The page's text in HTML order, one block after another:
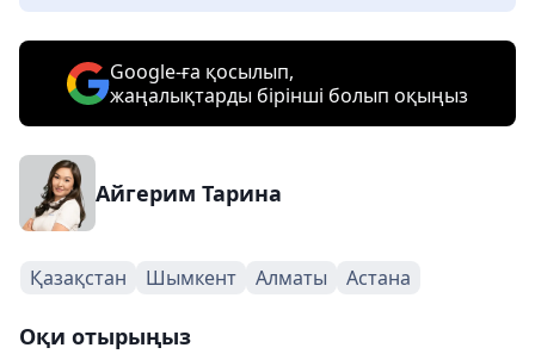
Google-ға қосылып,
жаңалықтарды бірінші болып оқыңыз
Айгерим Тарина
Қазақстан Шымкент Алматы Астана
Оқи отырыңыз